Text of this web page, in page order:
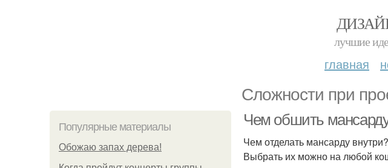
лучшие
главная
Сложности при
Популярные материалы
Обожaю зaпах деpева!
Чем обшить мансарду
Чем отделать мансарду
Выбрать их можно на любой